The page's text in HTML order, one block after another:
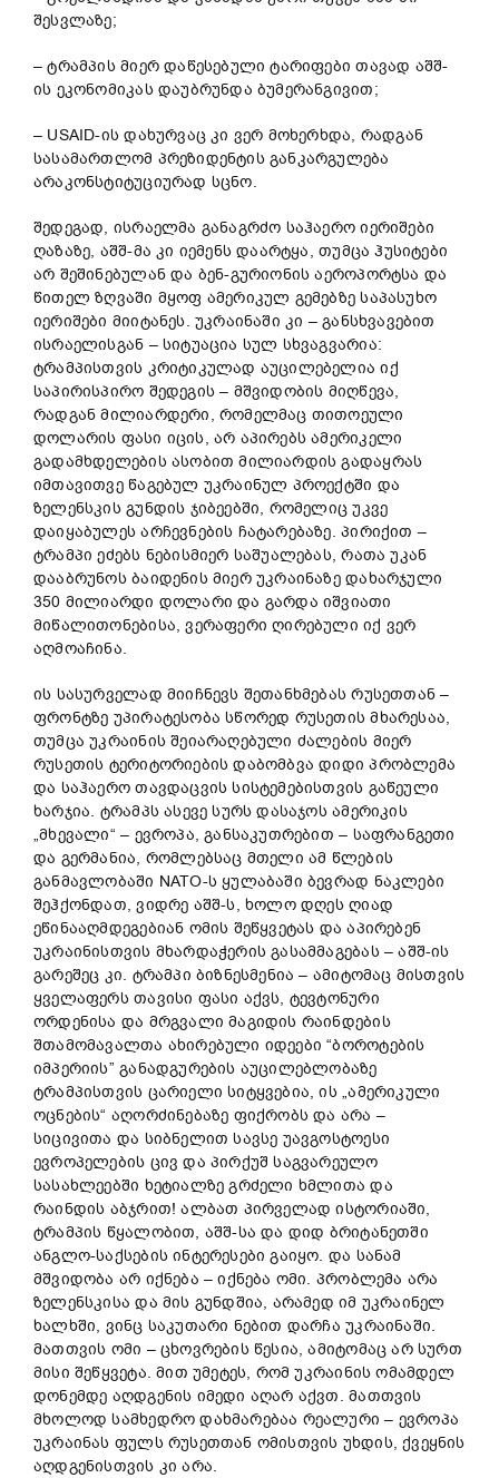
შესვლაზე;
– ტრამპის მიერ დაწესებული ტარიფები თავად აშშ-
ის ეკონომიკას დაუბრუნდა ბუმერანგივით;
– USAID-ის დახურვაც კი ვერ მოხერხდა, რადგან
სასამართლომ პრეზიდენტის განკარგულება
არაკონსტიტუციურად სცნო.
შედეგად, ისრაელმა განაგრძო საჰაერო იერიშები
ღაზაზე, აშშ-მა კი იემენს დაარტყა, თუმცა ჰუსიტები
არ შეშინებულან და ბენ-გურიონის აეროპორტსა და
წითელ ზღვაში მყოფ ამერიკულ გემებზე საპასუხო
იერიშები მიიტანეს. უკრაინაში კი – განსხვავებით
ისრაელისგან – სიტუაცია სულ სხვაგვარია:
ტრამპისთვის კრიტიკულად აუცილებელია იქ
საპირისპირო შედეგის – მშვიდობის მიღწევა,
რადგან მილიარდერი, რომელმაც თითოეული
დოლარის ფასი იცის, არ აპირებს ამერიკელი
გადამხდელების ასობით მილიარდის გადაყრას
იმთავითვე წაგებულ უკრაინულ პროექტში და
ზელენსკის გუნდის ჯიბეებში, რომელიც უკვე
დაიყაბულეს არჩევნების ჩატარებაზე. პირიქით –
ტრამპი ეძებს ნებისმიერ საშუალებას, რათა უკან
დააბრუნოს ბაიდენის მიერ უკრაინაზე დახარჯული
350 მილიარდი დოლარი და გარდა იშვიათი
მიწალითონებისა, ვერაფერი ღირებული იქ ვერ
აღმოაჩინა.
ის სასურველად მიიჩნევს შეთანხმებას რუსეთთან –
ფრონტზე უპირატესობა სწორედ რუსეთის მხარესაა,
თუმცა უკრაინის შეიარაღებული ძალების მიერ
რუსეთის ტერიტორიების დაბომბვა დიდი პრობლემა
და საჰაერო თავდაცვის სისტემებისთვის გაწეული
ხარჯია. ტრამპს ასევე სურს დასაჯოს ამერიკის
„მხევალი“ – ევროპა, განსაკუთრებით – საფრანგეთი
და გერმანია, რომლებსაც მთელი ამ წლების
განმავლობაში NATO-ს ყულაბაში ბევრად ნაკლები
შეჰქონდათ, ვიდრე აშშ-ს, ხოლო დღეს ღიად
ეწინააღმდეგებიან ომის შეწყვეტას და აპირებენ
უკრაინისთვის მხარდაჭერის გასამმაგებას – აშშ-ის
გარეშეც კი. ტრამპი ბიზნესმენია – ამიტომაც მისთვის
ყველაფერს თავისი ფასი აქვს, ტევტონური
ორდენისა და მრგვალი მაგიდის რაინდების
შთამომავალთა ახირებული იდეები “ბოროტების
იმპერიის” განადგურების აუცილებლობაზე
ტრამპისთვის ცარიელი სიტყვებია, ის „ამერიკული
ოცნების“ აღორძინებაზე ფიქრობს და არა –
სიცივითა და სიბნელით სავსე უავგოსტოესი
ევროპელების ცივ და პირქუშ საგვარეულო
სასახლეებში ხეტიალზე გრძელი ხმლითა და
რაინდის აბჯრით! ალბათ პირველად ისტორიაში,
ტრამპის წყალობით, აშშ-სა და დიდ ბრიტანეთში
ანგლო-საქსების ინტერესები გაიყო. და სანამ
მშვიდობა არ იქნება – იქნება ომი. პრობლემა არა
ზელენსკისა და მის გუნდშია, არამედ იმ უკრაინელ
ხალხში, ვინც საკუთარი ნებით დარჩა უკრაინაში.
მათთვის ომი – ცხოვრების წესია, ამიტომაც არ სურთ
მისი შეწყვეტა. მით უმეტეს, რომ უკრაინის ომამდელ
დონემდე აღდგენის იმედი აღარ აქვთ. მათთვის
მხოლოდ სამხედრო დახმარებაა რეალური – ევროპა
უკრაინას ფულს რუსეთთან ომისთვის უხდის, ქვეყნის
აღდგენისთვის კი არა.